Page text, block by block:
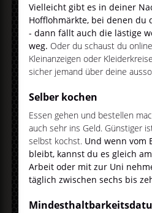
Vielleicht gibt es in deiner
Hofflohmärkte, bei denen du
- dann fällt auch die lästige
weg. Oder du schaust du
Kleinanzeigen oder
sicher jemand über deine
Selber kochen
Essen gehen und bestellen
auch sehr ins Geld. Günstiger
selbst kochst. Und wenn vom
bleibt, kannst du es gleich
Arbeit oder mit zur Uni
täglich zwischen sechs bis